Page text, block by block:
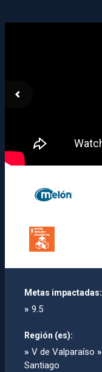
Metas impactadas:
» 9.5
Región (es):
» V de Valparaíso »
Santiago